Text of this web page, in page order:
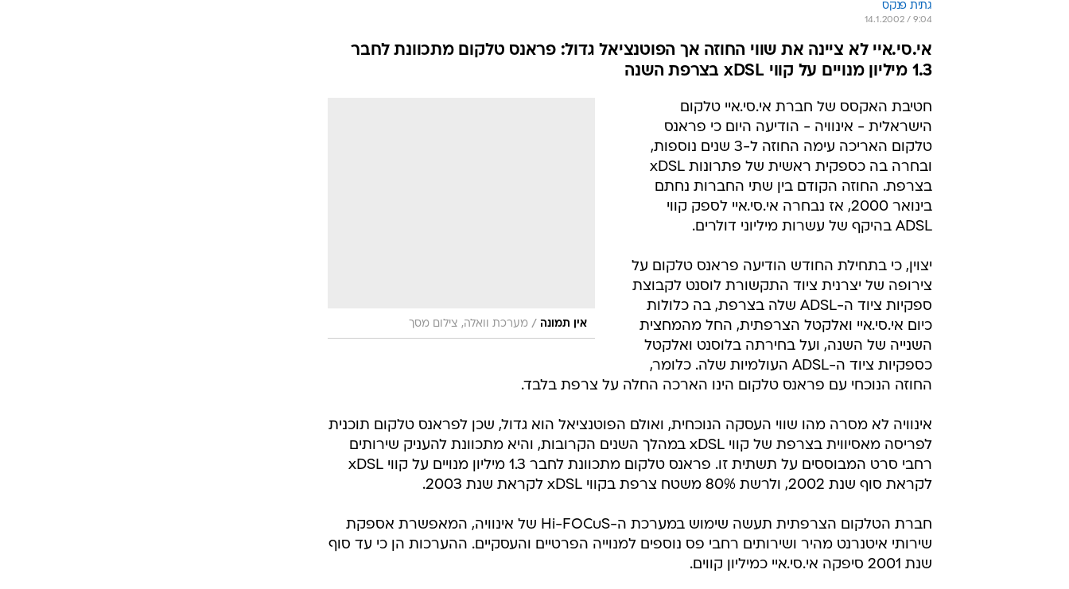
גתית פנקס
14.1.2002 / 9:04
אי.סי.איי לא ציינה את שווי החוזה אך הפוטנציאל גדול: פראנס טלקום מתכוונת לחבר
1.3 מיליון מנויים על קווי xDSL בצרפת השנה
אין תמונה / מערכת וואלה, צילום מסך
חטיבת האקסס של חברת אי.סי.איי טלקום
הישראלית - אינוויה - הודיעה היום כי פראנס
טלקום האריכה עימה החוזה ל-3 שנים נוספות,
ובחרה בה כספקית ראשית של פתרונות xDSL
בצרפת. החוזה הקודם בין שתי החברות נחתם
בינואר 2000, אז נבחרה אי.סי.איי לספק קווי
ADSL בהיקף של עשרות מיליוני דולרים.
יצוין, כי בתחילת החודש הודיעה פראנס טלקום על
צירופה של יצרנית ציוד התקשורת לוסנט לקבוצת
ספקיות ציוד ה-ADSL שלה בצרפת, בה כלולות
כיום אי.סי.איי ואלקטל הצרפתית, החל מהמחצית
השנייה של השנה, ועל בחירתה בלוסנט ואלקטל
כספקיות ציוד ה-ADSL העולמיות שלה. כלומר,
החוזה הנוכחי עם פראנס טלקום הינו הארכה החלה על צרפת בלבד.
אינוויה לא מסרה מהו שווי העסקה הנוכחית, ואולם הפוטנציאל הוא גדול, שכן לפראנס טלקום תוכנית
לפריסה מאסיווית בצרפת של קווי xDSL במהלך השנים הקרובות, והיא מתכוונת להעניק שירותים
רחבי סרט המבוססים על תשתית זו. פראנס טלקום מתכוונת לחבר 1.3 מיליון מנויים על קווי xDSL
לקראת סוף שנת 2002, ולרשת 80% משטח צרפת בקווי xDSL לקראת שנת 2003.
חברת הטלקום הצרפתית תעשה שימוש במערכת ה-Hi-FOCuS של אינוויה, המאפשרת אספקת
שירותי איטנרנט מהיר ושירותים רחבי פס נוספים למנוייה הפרטיים והעסקיים. ההערכות הן כי עד סוף
שנת 2001 סיפקה אי.סי.איי כמיליון קווים.